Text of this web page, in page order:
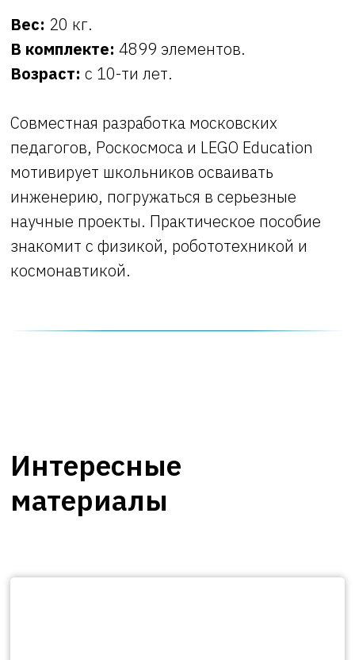
Вес: 20 кг.
В комплекте: 4899 элементов.
Возраст: с 10-ти лет.
Совместная разработка московских
педагогов, Роскосмоса и LEGO Education
мотивирует школьников осваивать
инженерию, погружаться в серьезные
научные проекты. Практическое пособие
знакомит с физикой, робототехникой и
космонавтикой.
Интересные
материалы